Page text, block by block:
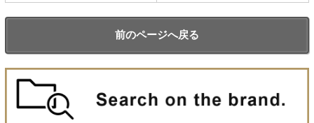
前のページへ戻る